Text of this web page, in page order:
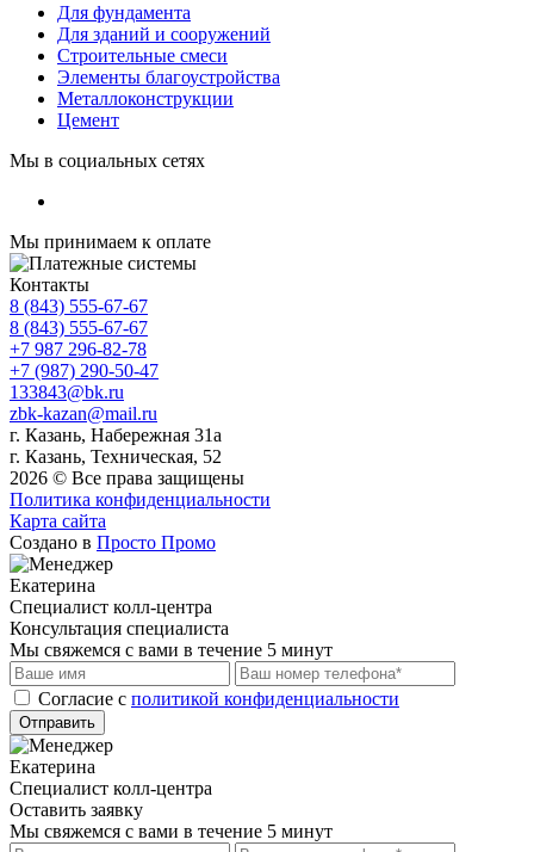
Для фундамента
Для зданий и сооружений
Строительные смеси
Элементы благоустройства
Металлоконструкции
Цемент
Мы в социальных сетях
Мы принимаем к оплате
Контакты
8 (843) 555-67-67
8 (843) 555-67-67
+7 987 296-82-78
+7 (987) 290-50-47
133843@bk.ru
zbk-kazan@mail.ru
г. Казань, Набережная 31а
г. Казань, Техническая, 52
2026 © Все права защищены
Политика конфиденциальности
Карта сайта
Создано в Просто Промо
Екатерина
Специалист колл-центра
Консультация специалиста
Мы свяжемся с вами в течение 5 минут
Cогласие с политикой конфиденциальности
Отправить
Екатерина
Специалист колл-центра
Оставить заявку
Мы свяжемся с вами в течение 5 минут